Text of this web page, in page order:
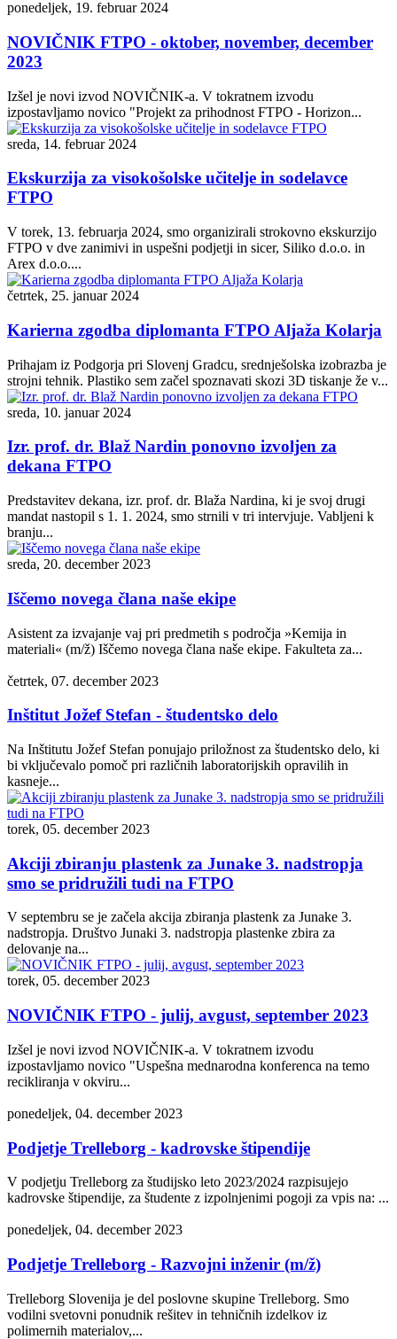
ponedeljek, 19. februar 2024
NOVIČNIK FTPO - oktober, november, december
2023
Izšel je novi izvod NOVIČNIK-a. V tokratnem izvodu
izpostavljamo novico "Projekt za prihodnost FTPO - Horizon...
sreda, 14. februar 2024
Ekskurzija za visokošolske učitelje in sodelavce
FTPO
V torek, 13. februarja 2024, smo organizirali strokovno ekskurzijo
FTPO v dve zanimivi in uspešni podjetji in sicer, Siliko d.o.o. in
Arex d.o.o....
četrtek, 25. januar 2024
Karierna zgodba diplomanta FTPO Aljaža Kolarja
Prihajam iz Podgorja pri Slovenj Gradcu, srednješolska izobrazba je
strojni tehnik. Plastiko sem začel spoznavati skozi 3D tiskanje že v...
sreda, 10. januar 2024
Izr. prof. dr. Blaž Nardin ponovno izvoljen za
dekana FTPO
Predstavitev dekana, izr. prof. dr. Blaža Nardina, ki je svoj drugi
mandat nastopil s 1. 1. 2024, smo strnili v tri intervjuje. Vabljeni k
branju...
sreda, 20. december 2023
Iščemo novega člana naše ekipe
Asistent za izvajanje vaj pri predmetih s področja »Kemija in
materiali« (m/ž) Iščemo novega člana naše ekipe. Fakulteta za...
četrtek, 07. december 2023
Inštitut Jožef Stefan - študentsko delo
Na Inštitutu Jožef Stefan ponujajo priložnost za študentsko delo, ki
bi vključevalo pomoč pri različnih laboratorijskih opravilih in
kasneje...
torek, 05. december 2023
Akciji zbiranju plastenk za Junake 3. nadstropja
smo se pridružili tudi na FTPO
V septembru se je začela akcija zbiranja plastenk za Junake 3.
nadstropja. Društvo Junaki 3. nadstropja plastenke zbira za
delovanje na...
torek, 05. december 2023
NOVIČNIK FTPO - julij, avgust, september 2023
Izšel je novi izvod NOVIČNIK-a. V tokratnem izvodu
izpostavljamo novico "Uspešna mednarodna konferenca na temo
recikliranja v okviru...
ponedeljek, 04. december 2023
Podjetje Trelleborg - kadrovske štipendije
V podjetju Trelleborg za študijsko leto 2023/2024 razpisujejo
kadrovske štipendije, za študente z izpolnjenimi pogoji za vpis na: ...
ponedeljek, 04. december 2023
Podjetje Trelleborg - Razvojni inženir (m/ž)
Trelleborg Slovenija je del poslovne skupine Trelleborg. Smo
vodilni svetovni ponudnik rešitev in tehničnih izdelkov iz
polimernih materialov,...